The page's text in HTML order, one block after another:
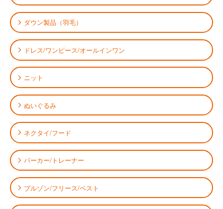
ダウン製品（羽毛）
ドレス/ワンピース/オールインワン
ニット
ぬいぐるみ
ネクタイ/フード
パーカー/トレーナー
ブルゾン/フリース/ベスト